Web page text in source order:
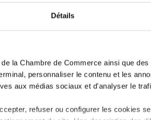
Détails
la Chambre de Commerce ainsi que
personnaliser le contenu et les
aux médias sociaux et d'analyser le
refuser ou configurer les cookies
L’institut international pour le
son classement World Talent
troisième position sur 67 pays. Il
d’investissements et
niveau de la disponibilité de la